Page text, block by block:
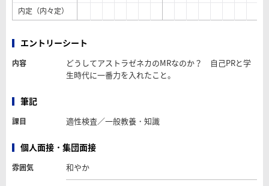
内定（内々定）
エントリーシート
内容
どうしてアストラゼネカのMRなのか？ 自己PRと学
生時代に一番力を入れたこと。
筆記
課目 適性検査／一般教養・知識
個人面接・集団面接
雰囲気 和やか